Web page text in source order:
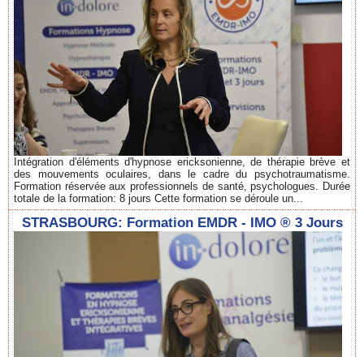
Intégration d'éléments d'hypnose ericksonienne, de thérapie brève et
des mouvements oculaires, dans le cadre du psychotraumatisme.
Formation réservée aux professionnels de santé, psychologues. Durée
totale de la formation: 8 jours Cette formation se déroule un...
STRASBOURG: Formation EMDR - IMO ® 3 Jours